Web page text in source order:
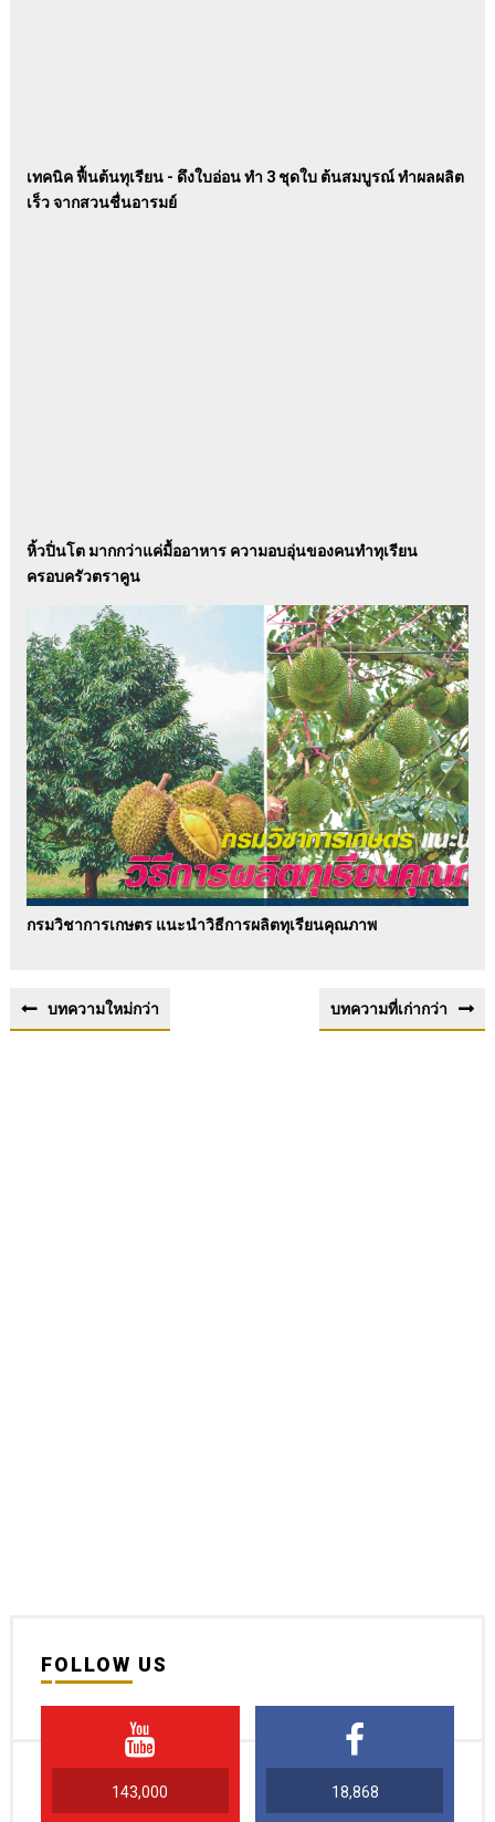
เทคนิค ฟื้นต้นทุเรียน - ดึงใบอ่อน ทำ 3 ชุดใบ ต้นสมบูรณ์ ทำผลผลิต
เร็ว จากสวนชื่นอารมย์
หิ้วปิ่นโต มากกว่าแค่มื้ออาหาร ความอบอุ่นของคนทำทุเรียน
ครอบครัวตราคูน
กรมวิชาการเกษตร แนะนำวิธีการผลิตทุเรียนคุณภาพ
บทความใหม่กว่า บทความที่เก่ากว่า
FOLLOW US
143,000 18,868